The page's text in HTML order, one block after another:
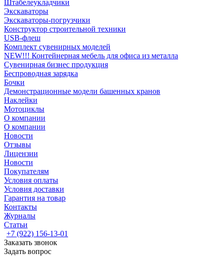
Штабелеукладчики
Экскаваторы
Экскаваторы-погрузчики
Конструктор строительной техники
USB-флеш
Комплект сувенирных моделей
NEW!!! Контейнерная мебель для офиса из металла
Сувенирная бизнес продукция
Беспроводная зарядка
Бочки
Демонстрационные модели башенных кранов
Наклейки
Мотоциклы
О компании
О компании
Новости
Отзывы
Лицензии
Новости
Покупателям
Условия оплаты
Условия доставки
Гарантия на товар
Контакты
Журналы
Статьи
+7 (922) 156-13-01
Заказать звонок
Задать вопрос